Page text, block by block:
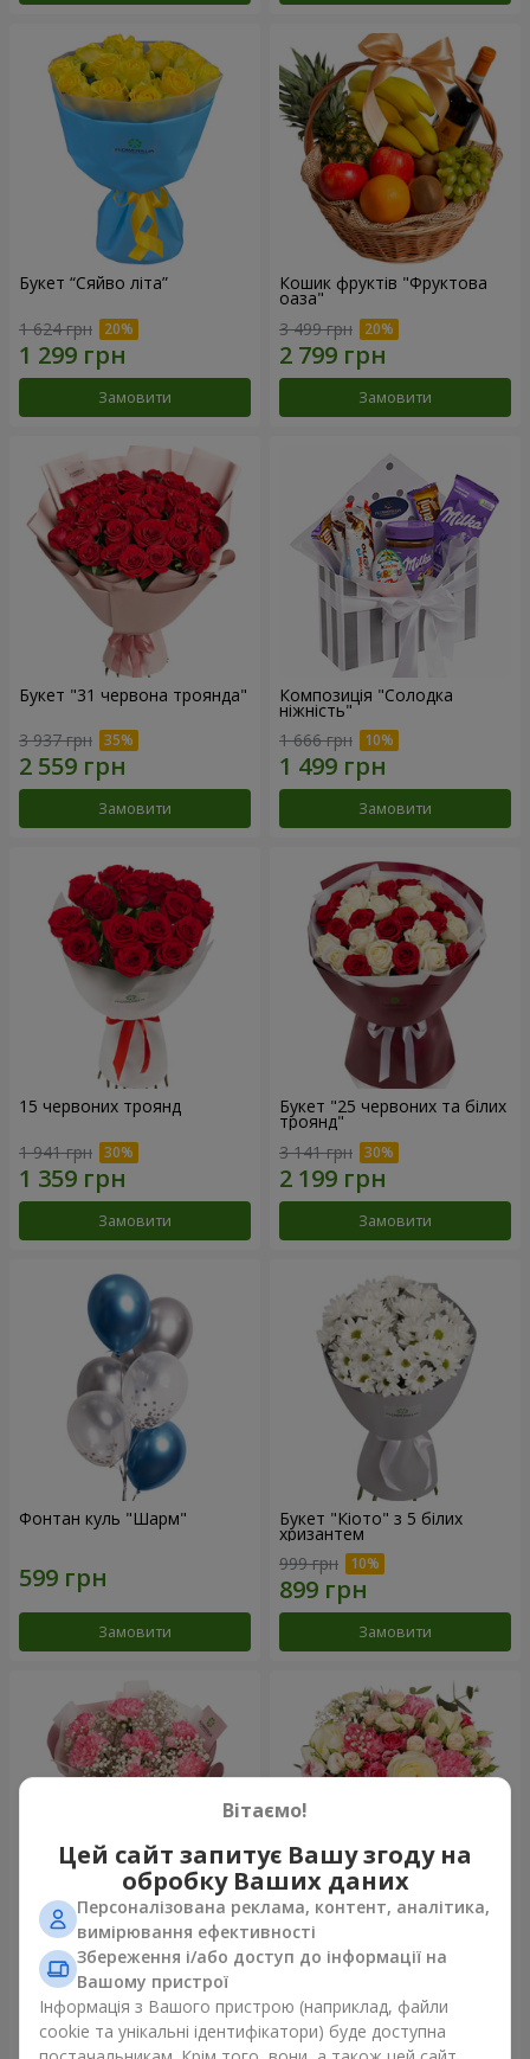
Букет “Сяйво літа”
1 624 грн
Замовити
Кошик фруктів "Фруктова
оаза"
3 499 грн
Замовити
Букет "31 червона троянда"
3 937 грн
Замовити
Композиція "Солодка
ніжність"
1 666 грн
Замовити
15 червоних троянд
1 941 грн
Замовити
Букет "25 червоних та білих
троянд"
3 141 грн
Замовити
Фонтан куль "Шарм"
Замовити
Букет "Кіото" з 5 білих
хризантем
999 грн
Замовити
Букет "Королева
Карибського моря"
1 374 грн
Замовити
Квіти в коробці "Помпадур"
Замовити
Вітаємо!
Цей сайт запитує Вашу згоду на
обробку Ваших даних
Персоналізована реклама, контент, аналітика,
вимірювання ефективності
Збереження і/або доступ до інформації на
Вашому пристрої
Інформація з Вашого пристрою (наприклад, файли
cookie та унікальні ідентифікатори) буде доступна